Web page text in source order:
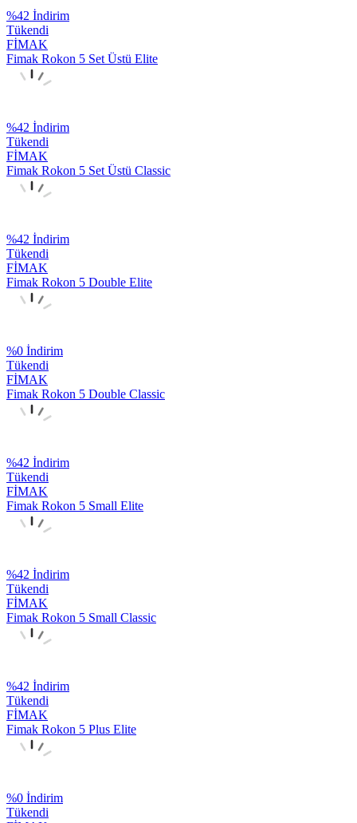
%42 İndirim
Tükendi
FİMAK
Fimak Rokon 5 Set Üstü Elite
%42 İndirim
Tükendi
FİMAK
Fimak Rokon 5 Set Üstü Classic
%42 İndirim
Tükendi
FİMAK
Fimak Rokon 5 Double Elite
%0 İndirim
Tükendi
FİMAK
Fimak Rokon 5 Double Classic
%42 İndirim
Tükendi
FİMAK
Fimak Rokon 5 Small Elite
%42 İndirim
Tükendi
FİMAK
Fimak Rokon 5 Small Classic
%42 İndirim
Tükendi
FİMAK
Fimak Rokon 5 Plus Elite
%0 İndirim
Tükendi